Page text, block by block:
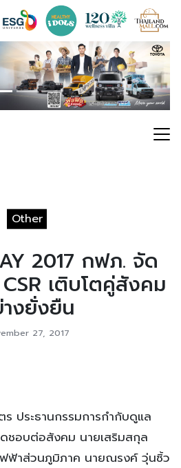
Other
2017 กฟภ. จัด
เติบโตคู่สังคม
งยั่งยืน
27, 2017
ประธานกรรมการกำกับดูแล
ชอบต่อสังคม นายเสริมสกุล
ฟฟ้าส่วนภูมิภาค นายณรงค์ วุ่นซิ้ว